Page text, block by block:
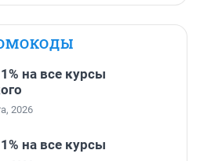
на все курсы
2026
на все курсы